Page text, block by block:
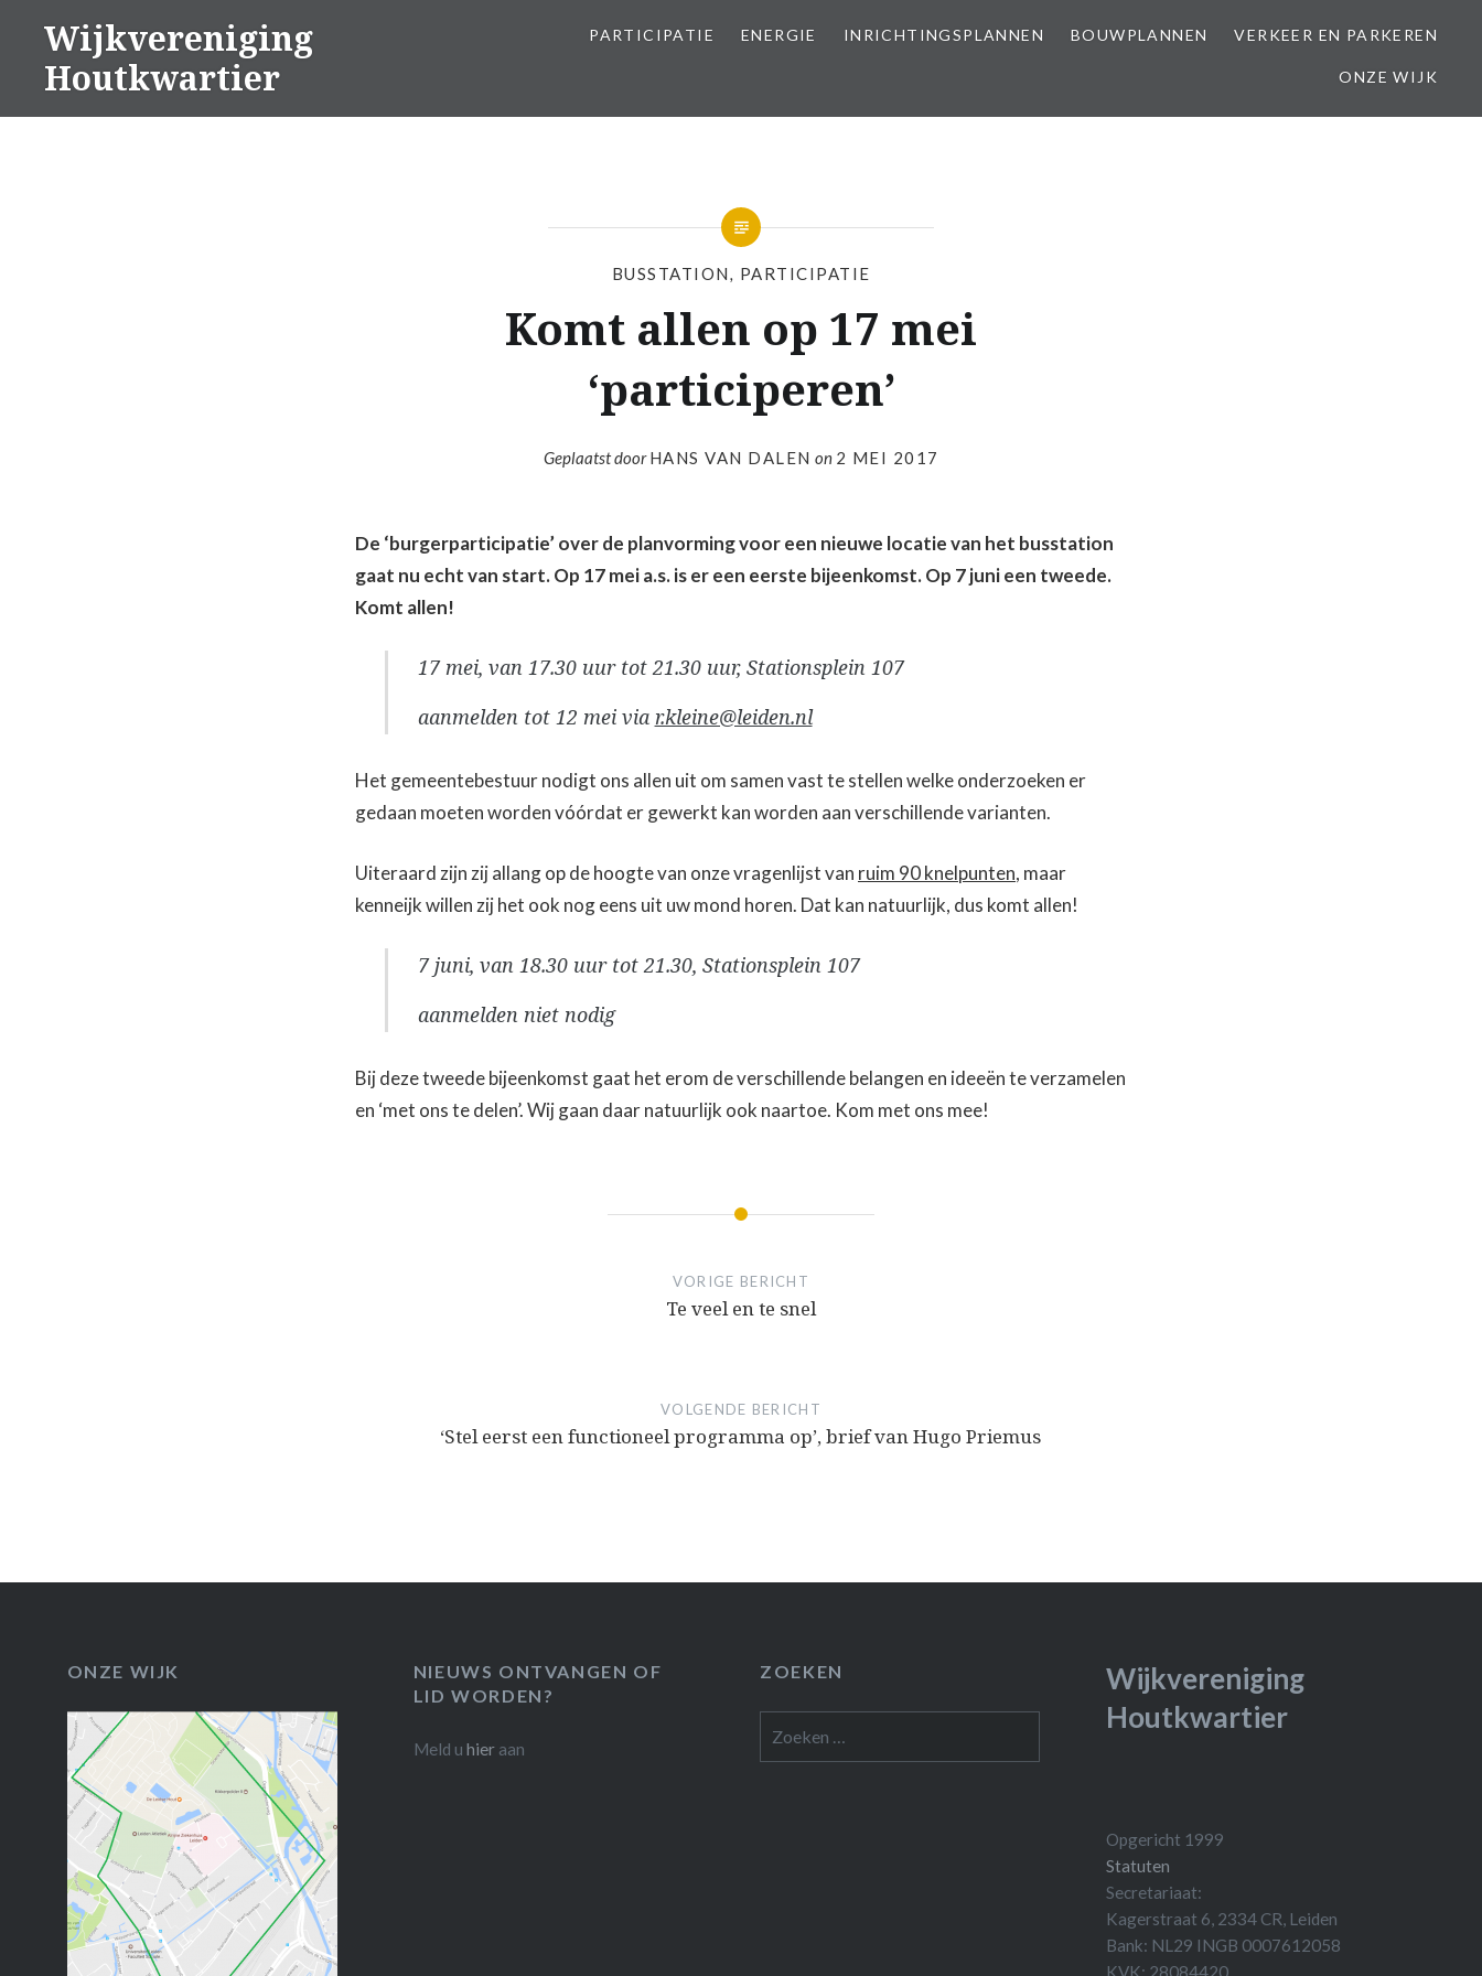
inhoud
Wijkvereniging
Houtkwartier
PARTICIPATIE ENERGIE INRICHTINGSPLANNEN BOUWPLANNEN VERKEER EN PARKEREN
ONZE WIJK
BUSSTATION, PARTICIPATIE
Komt allen op 17 mei
‘participeren’
Geplaatst doorHANS VAN DALEN on 2 MEI 2017
De ‘burgerparticipatie’ over de planvorming voor een nieuwe locatie van het busstation
gaat nu echt van start. Op 17 mei a.s. is er een eerste bijeenkomst. Op 7 juni een tweede.
Komt allen!
17 mei, van 17.30 uur tot 21.30 uur, Stationsplein 107
aanmelden tot 12 mei via r.kleine@leiden.nl
Het gemeentebestuur nodigt ons allen uit om samen vast te stellen welke onderzoeken er
gedaan moeten worden vóórdat er gewerkt kan worden aan verschillende varianten.
Uiteraard zijn zij allang op de hoogte van onze vragenlijst van ruim 90 knelpunten, maar
kenneijk willen zij het ook nog eens uit uw mond horen. Dat kan natuurlijk, dus komt allen!
7 juni, van 18.30 uur tot 21.30, Stationsplein 107
aanmelden niet nodig
Bij deze tweede bijeenkomst gaat het erom de verschillende belangen en ideeën te verzamelen
en ‘met ons te delen’. Wij gaan daar natuurlijk ook naartoe. Kom met ons mee!
VORIGE BERICHT
Te veel en te snel
VOLGENDE BERICHT
‘Stel eerst een functioneel programma op’, brief van Hugo Priemus
ONZE WIJK
NIEUWS ONTVANGEN OF
LID WORDEN?
Meld u hieraan
ZOEKEN
Wijkvereniging
Houtkwartier
Opgericht 1999
Statuten
Secretariaat:
Kagerstraat 6, 2334 CR, Leiden
Bank: NL29 INGB 0007612058
KVK: 28084420